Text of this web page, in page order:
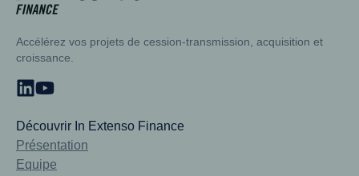
Accélérez vos projets de cession-transmission, acquisition et
croissance.
Découvrir In Extenso Finance
Présentation
Equipe